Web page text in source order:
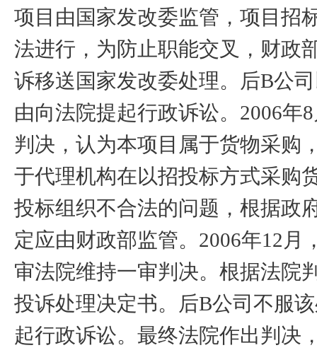
项目由国家发改委监管，项目招
法进行，为防止职能交叉，财政
诉移送国家发改委处理。后B公
由向法院提起行政诉讼。 2006年8
判决，认为本项目属于货物采购
于代理机构在以招投标方式采购
投标组织不合法的问题，根据政
定应由财政部监管。 2006年12 月
审法院维持一审判决。根据法院
投诉处理决定书。后B公司不服
起行政诉讼。最终法院作出判决